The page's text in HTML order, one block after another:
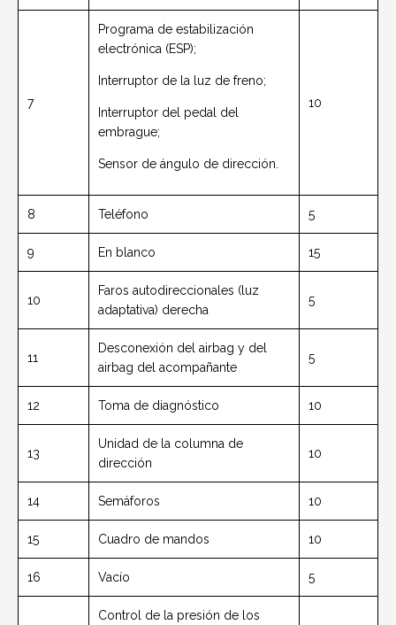
7
Programa de estabilización
electrónica (ESP);
Interruptor de la luz de freno;
Interruptor del pedal del
embrague;
Sensor de ángulo de dirección.
10
8 Teléfono 5
9 En blanco 15
10
Faros autodireccionales (luz
adaptativa) derecha
5
11
Desconexión del airbag y del
airbag del acompañante
5
12 Toma de diagnóstico 10
13
Unidad de la columna de
dirección
10
14 Semáforos 10
15 Cuadro de mandos 10
16 Vacío 5
Control de la presión de los